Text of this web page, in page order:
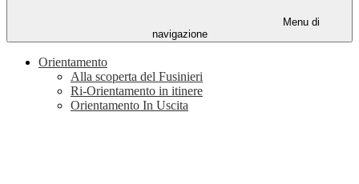
Menu di
navigazione
Orientamento
Alla scoperta del Fusinieri
Ri-Orientamento in itinere
Orientamento In Uscita